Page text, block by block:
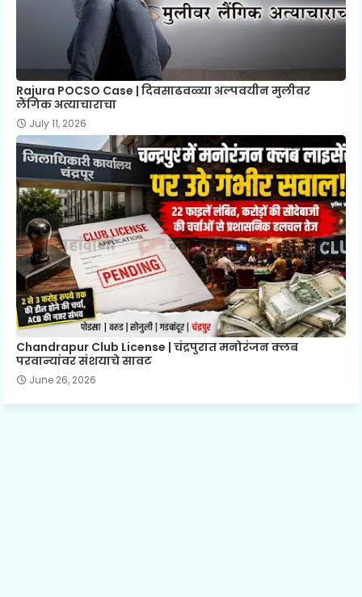
Rajura POCSO Case | दिवसाढवळ्या अल्पवयीन मुलीवर
लैंगिक अत्याचाराचा
July 11, 2026
Chandrapur Club License | चंद्रपुरात मनोरंजन क्लब
परवान्यांवर संशयाचे सावट
June 26, 2026